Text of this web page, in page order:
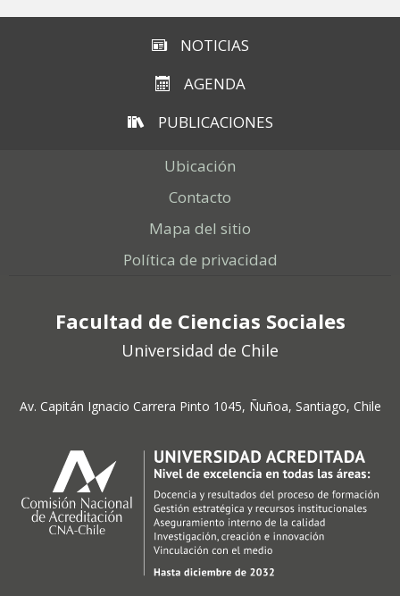
NOTICIAS
AGENDA
PUBLICACIONES
Ubicación
Contacto
Mapa del sitio
Política de privacidad
Facultad de Ciencias Sociales
Universidad de Chile
Av. Capitán Ignacio Carrera Pinto 1045, Ñuñoa, Santiago, Chile